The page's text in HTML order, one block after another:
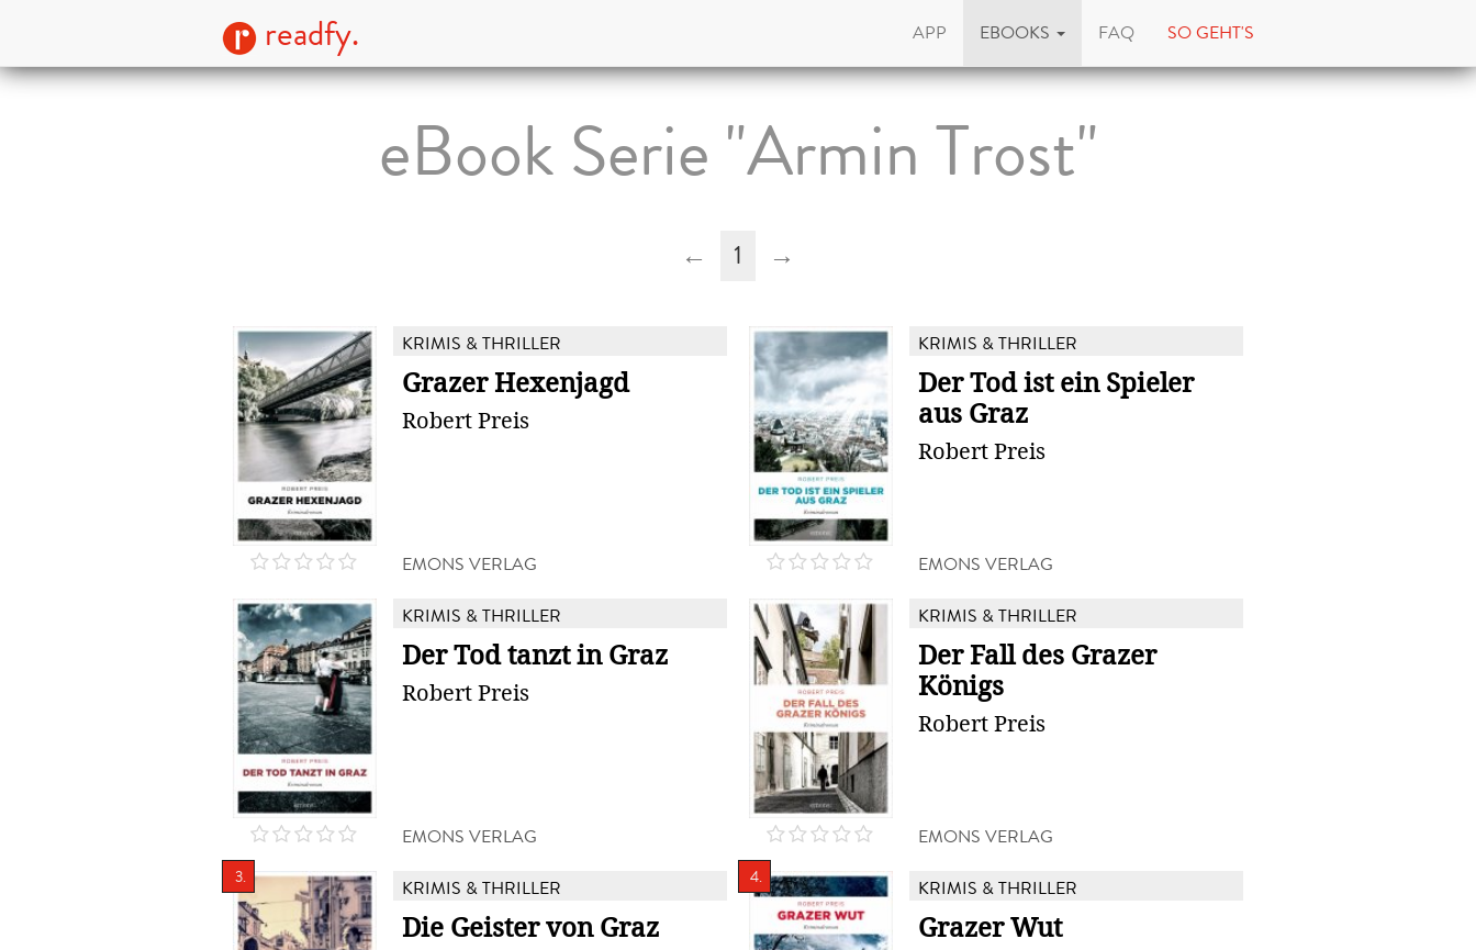
readfy. APP EBOOKS FAQ SO GEHT'S
eBook Serie "Armin Trost"
← 1 →
KRIMIS & THRILLER
Grazer Hexenjagd
Robert Preis
EMONS VERLAG
KRIMIS & THRILLER
Der Tod ist ein Spieler
aus Graz
Robert Preis
EMONS VERLAG
KRIMIS & THRILLER
Der Tod tanzt in Graz
Robert Preis
EMONS VERLAG
KRIMIS & THRILLER
Der Fall des Grazer
Königs
Robert Preis
EMONS VERLAG
3. KRIMIS & THRILLER
Die Geister von Graz
4. KRIMIS & THRILLER
Grazer Wut